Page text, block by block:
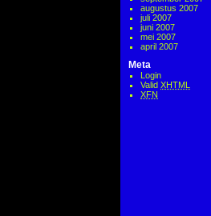
augustus 2007
juli 2007
juni 2007
mei 2007
april 2007
Meta
Login
Valid XHTML
XFN